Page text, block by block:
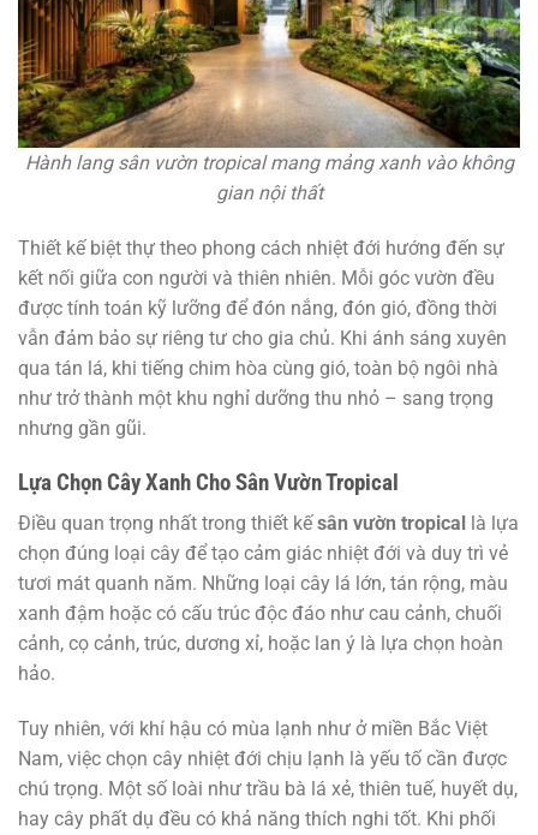
Hành lang sân vườn tropical mang mảng xanh vào không
gian nội thất
Thiết kế biệt thự theo phong cách nhiệt đới hướng đến sự
kết nối giữa con người và thiên nhiên. Mỗi góc vườn đều
được tính toán kỹ lưỡng để đón nắng, đón gió, đồng thời
vẫn đảm bảo sự riêng tư cho gia chủ. Khi ánh sáng xuyên
qua tán lá, khi tiếng chim hòa cùng gió, toàn bộ ngôi nhà
như trở thành một khu nghỉ dưỡng thu nhỏ – sang trọng
nhưng gần gũi.
Lựa Chọn Cây Xanh Cho Sân Vườn Tropical
Điều quan trọng nhất trong thiết kếsân vườn tropical
là lựa
chọn đúng loại cây để tạo cảm giác nhiệt đới và duy trì vẻ
tươi mát quanh năm. Những loại cây lá lớn, tán rộng, màu
xanh đậm hoặc có cấu trúc độc đáo như cau cảnh, chuối
cảnh, cọ cảnh, trúc, dương xỉ, hoặc lan ý là lựa chọn hoàn
hảo.
Tuy nhiên, với khí hậu có mùa lạnh như ở miền Bắc Việt
Nam, việc chọn cây nhiệt đới chịu lạnh là yếu tố cần được
chú trọng. Một số loài như trầu bà lá xẻ, thiên tuế, huyết dụ,
hay cây phất dụ đều có khả năng thích nghi tốt. Khi phối